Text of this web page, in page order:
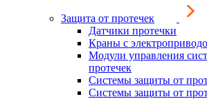
Защита от протечек
Датчики протечки
Краны с
Модули управления
протечек
Системы защиты от
Системы защиты от